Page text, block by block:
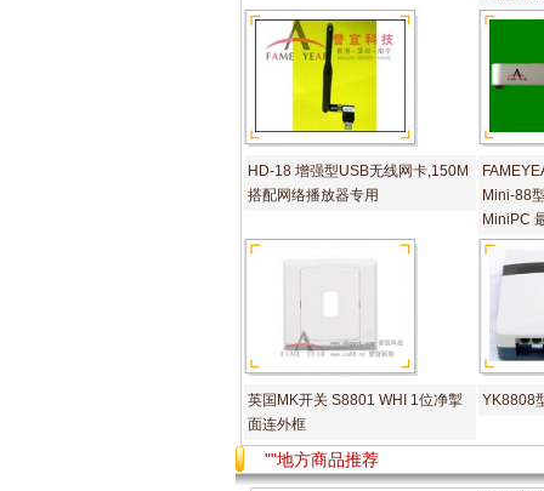
HD-18 增强型USB无线网卡,150M
搭配网络播放器专用
Mini-88
MiniPC
英国MK开关 S8801 WHI 1位净掣
面连外框
YK8808
""地方商品推荐